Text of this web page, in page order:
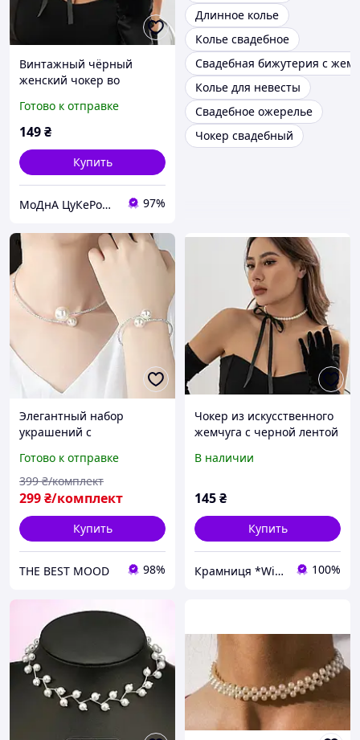
Винтажный чёрный
женский чокер во
лентой и искусственным
жемчугом.
Готово к отправке
149₴
Купить
МоДнА ЦуКеРоЧкА 97%
Длинное колье
Колье свадебное
Свадебная бижутерия с
Колье для невесты
Свадебное ожерелье
Чокер свадебный
Элегантный набор
украшений с
и стразами чокер и
браслет
Готово к отправке
299₴/комплект
399 ₴/комплект
Купить
THE BEST MOOD 98%
Чокер из искусственного
жемчуга с черной лентой
В наличии
145₴
Купить
Крамниця *Wishes* 100%